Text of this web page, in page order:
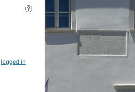
logged in